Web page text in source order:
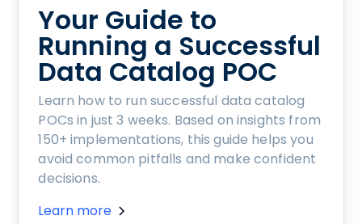
Your Guide to
Running a Successful
Data Catalog POC
Learn how to run successful data catalog
POCs in just 3 weeks. Based on insights from
150+ implementations, this guide helps you
avoid common pitfalls and make confident
decisions.
Learn more